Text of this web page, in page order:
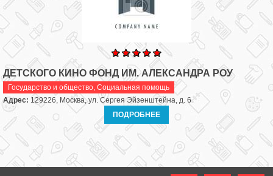
ДЕТСКОГО КИНО ФОНД ИМ. АЛЕКСАНДРА РОУ
Государство и общество, Социальная помощь
Адрес: 129226, Москва, ул. Сергея Эйзенштейна, д. 6
ПОДРОБНЕЕ